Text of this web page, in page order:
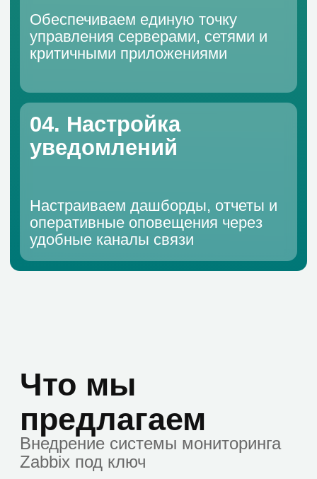
Устанавливаем систему на локальный
сервер или виртуалку, настраиваем
Развертывание Zabbix-
сервера
Определяем список объектов
мониторинга, сценарии и критичные
метрики производительности систем
Анализ и планирование
Внедрение системы мониторинга
Что мы
предлагаем